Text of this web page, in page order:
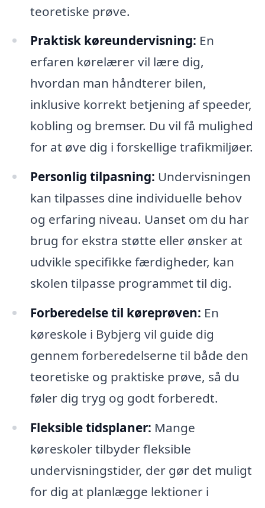
teoretiske prøve.
Praktisk køreundervisning: En
erfaren kørelærer vil lære dig,
hvordan man håndterer bilen,
inklusive korrekt betjening af speeder,
kobling og bremser. Du vil få mulighed
for at øve dig i forskellige trafikmiljøer.
Personlig tilpasning: Undervisningen
kan tilpasses dine individuelle behov
og erfaring niveau. Uanset om du har
brug for ekstra støtte eller ønsker at
udvikle specifikke færdigheder, kan
skolen tilpasse programmet til dig.
Forberedelse til køreprøven: En
køreskole i Bybjerg vil guide dig
gennem forberedelserne til både den
teoretiske og praktiske prøve, så du
føler dig tryg og godt forberedt.
Fleksible tidsplaner: Mange
køreskoler tilbyder fleksible
undervisningstider, der gør det muligt
for dig at planlægge lektioner i